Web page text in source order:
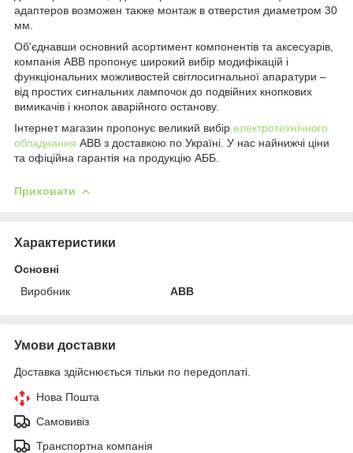
адаптеров возможен также монтаж в отверстия диаметром 30
мм.
Об'єднавши основний асортимент компонентів та аксесуарів,
компанія ABB пропонує широкий вибір модифікацій і
функціональних можливостей світлосигнальної апаратури –
від простих сигнальних лампочок до подвійних кнопкових
вимикачів і кнопок аварійного останову.
Інтернет магазин пропонує великий вибір електротехнічного
обладнання ABB з доставкою по Україні. У нас найнижчі ціни
та офіційна гарантія на продукцію АББ.
Приховати
Характеристики
Основні
Виробник
ABB
Умови доставки
Доставка здійснюється тільки по передоплаті.
Нова Пошта
Самовивіз
Транспортна компанія